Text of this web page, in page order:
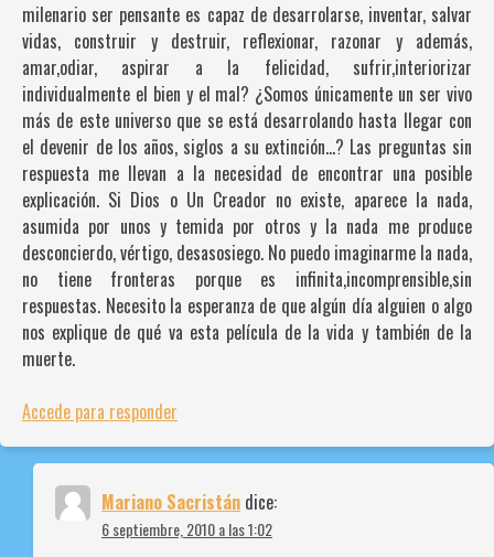
milenario ser pensante es capaz de desarrolarse, inventar, salvar
vidas, construir y destruir, reflexionar, razonar y además,
amar,odiar, aspirar a la felicidad, sufrir,interiorizar
individualmente el bien y el mal? ¿Somos únicamente un ser vivo
más de este universo que se está desarrolando hasta llegar con
el devenir de los años, siglos a su extinción…? Las preguntas sin
respuesta me llevan a la necesidad de encontrar una posible
explicación. Si Dios o Un Creador no existe, aparece la nada,
asumida por unos y temida por otros y la nada me produce
desconcierdo, vértigo, desasosiego. No puedo imaginarme la nada,
no tiene fronteras porque es infinita,incomprensible,sin
respuestas. Necesito la esperanza de que algún día alguien o algo
nos explique de qué va esta película de la vida y también de la
muerte.
Accede para responder
Mariano Sacristán dice:
6 septiembre, 2010 a las 1:02